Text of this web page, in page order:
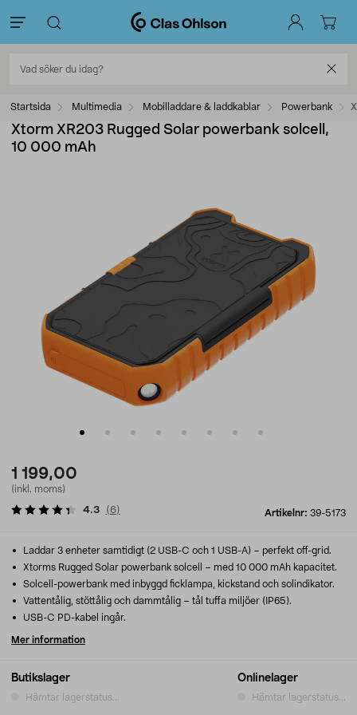
Startsida Multimedia Mobilladdare & laddkablar Powerbank
Xtorm XR203 Rugged Solar powerbank solcell,
10 000 mAh
1 199,00
(inkl. moms)
Artikelnr: 39-5173
4.3 (6)
Butikslager
Hämtar lagerstatus...
Onlinelager
Hämtar lagerstatus...
Laddar 3 enheter samtidigt (2 USB-C och 1 USB-A) – perfekt off-grid.
Xtorms Rugged Solar powerbank solcell – med 10 000 mAh kapacitet.
Solcell-powerbank med inbyggd ficklampa, kickstand och solindikator.
Vattentålig, stöttålig och dammtålig – tål tuffa miljöer (IP65).
USB-C PD-kabel ingår.
Mer information